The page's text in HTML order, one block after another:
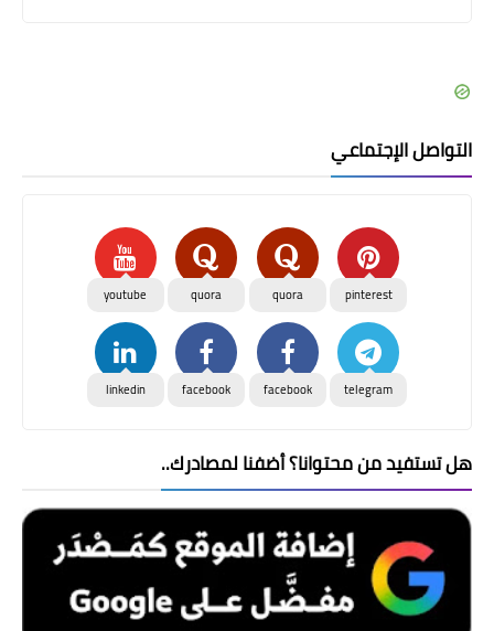
التواصل الإجتماعي
pinterest
quora
quora
youtube
telegram
facebook
facebook
linkedin
هل تستفيد من محتوانا؟ أضفنا لمصادرك..